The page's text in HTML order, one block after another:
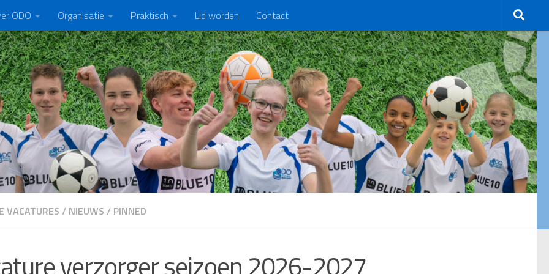
ODO Organisatie Praktisch Lid worden Contact
VACATURES / NIEUWS / PINNED
verzorger seizoen 2026-2027